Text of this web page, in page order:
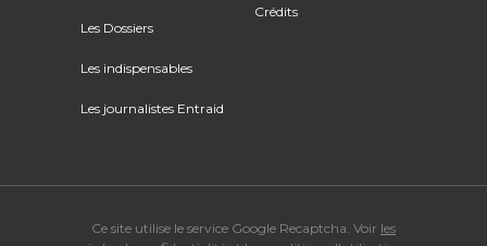
Les Dossiers
Les indispensables
Les journalistes Entraid
Crédits
Ce site utilise le service Google Recaptcha. Voir les